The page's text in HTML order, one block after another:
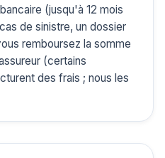
(jusqu'à 12 mois
de sinistre, un dossier
remboursez la somme
(certains
des frais ; nous les